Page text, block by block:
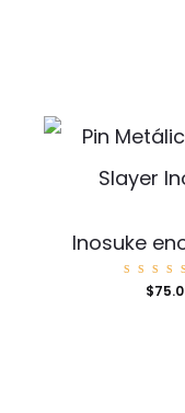
Inosuke
o
$